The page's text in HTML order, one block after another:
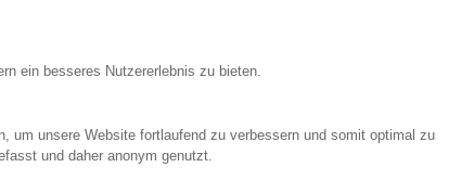
ein besseres Nutzererlebnis zu bieten.
um unsere Website fortlaufend zu verbessern und somit optimal zu
und daher anonym genutzt.